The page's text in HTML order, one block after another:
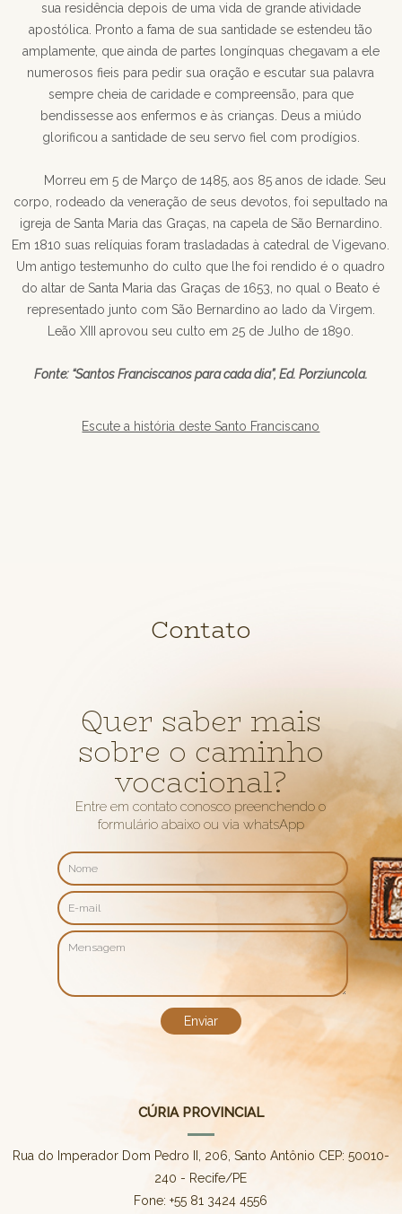
sua residência depois de uma vida de grande atividade
apostólica. Pronto a fama de sua santidade se estendeu tão
amplamente, que ainda de partes longínquas chegavam a ele
numerosos fieis para pedir sua oração e escutar sua palavra
sempre cheia de caridade e compreensão, para que
bendissesse aos enfermos e às crianças. Deus a miúdo
glorificou a santidade de seu servo fiel com prodígios.
Morreu em 5 de Março de 1485, aos 85 anos de idade. Seu
corpo, rodeado da veneração de seus devotos, foi sepultado na
igreja de Santa Maria das Graças, na capela de São Bernardino.
Em 1810 suas relíquias foram trasladadas à catedral de Vigevano.
Um antigo testemunho do culto que lhe foi rendido é o quadro
do altar de Santa Maria das Graças de 1653, no qual o Beato é
representado junto com São Bernardino ao lado da Virgem.
Leão XIII aprovou seu culto em 25 de Julho de 1890.
Fonte: “Santos Franciscanos para cada dia”, Ed. Porziuncola.
Escute a história deste Santo Franciscano
Contato
Quer saber mais
sobre o caminho
vocacional?
Entre em contato conosco preenchendo o
formulário abaixo ou via whatsApp
CÚRIA PROVINCIAL
Rua do Imperador Dom Pedro II, 206, Santo Antônio CEP: 50010-
240 - Recife/PE
Fone: +55 81 3424 4556